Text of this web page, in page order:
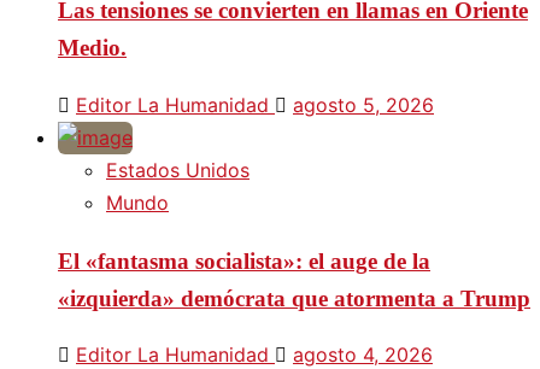
Las tensiones se convierten en llamas en Oriente
Medio.
Editor La Humanidad agosto 5, 2026
Estados Unidos
Mundo
El «fantasma socialista»: el auge de la
«izquierda» demócrata que atormenta a Trump
Editor La Humanidad agosto 4, 2026